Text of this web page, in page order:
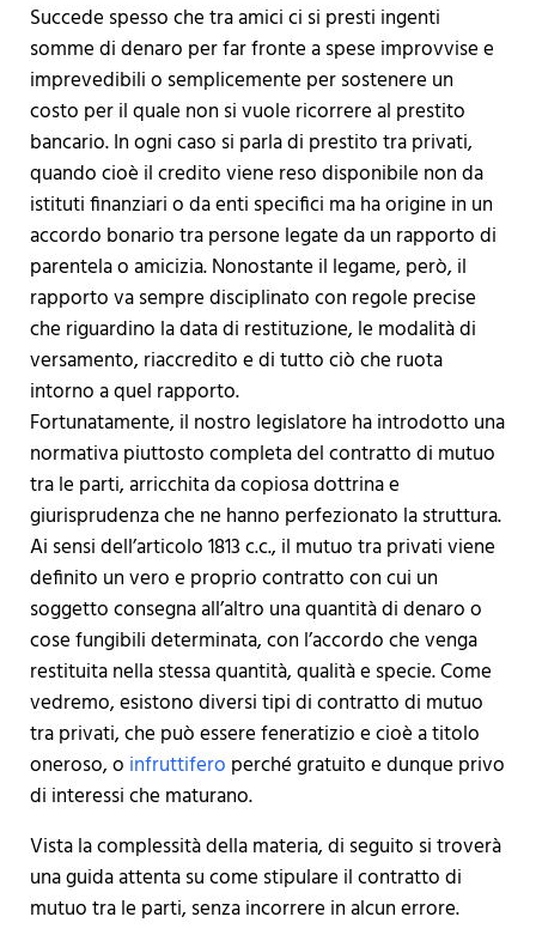
Succede spesso che tra amici ci si presti ingenti
somme di denaro per far fronte a spese improvvise e
imprevedibili o semplicemente per sostenere un
costo per il quale non si vuole ricorrere al prestito
bancario. In ogni caso si parla di prestito tra privati,
quando cioè il credito viene reso disponibile non da
istituti finanziari o da enti specifici ma ha origine in un
accordo bonario tra persone legate da un rapporto di
parentela o amicizia. Nonostante il legame, però, il
rapporto va sempre disciplinato con regole precise
che riguardino la data di restituzione, le modalità di
versamento, riaccredito e di tutto ciò che ruota
intorno a quel rapporto.
Fortunatamente, il nostro legislatore ha introdotto una
normativa piuttosto completa del contratto di mutuo
tra le parti, arricchita da copiosa dottrina e
giurisprudenza che ne hanno perfezionato la struttura.
Ai sensi dell’articolo 1813 c.c., il mutuo tra privati viene
definito un vero e proprio contratto con cui un
soggetto consegna all’altro una quantità di denaro o
cose fungibili determinata, con l’accordo che venga
restituita nella stessa quantità, qualità e specie. Come
vedremo, esistono diversi tipi di contratto di mutuo
tra privati, che può essere feneratizio e cioè a titolo
oneroso, o infruttifero perché gratuito e dunque privo
di interessi che maturano.
Vista la complessità della materia, di seguito si troverà
una guida attenta su come stipulare il contratto di
mutuo tra le parti, senza incorrere in alcun errore.